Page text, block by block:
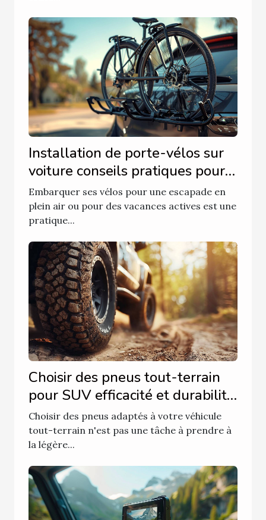
Installation de porte-vélos sur
voiture conseils pratiques pour
une compatibilité optimale
Embarquer ses vélos pour une escapade en
plein air ou pour des vacances actives est une
pratique...
Choisir des pneus tout-terrain
pour SUV efficacité et durabilité
en focus
Choisir des pneus adaptés à votre véhicule
tout-terrain n'est pas une tâche à prendre à
la légère...